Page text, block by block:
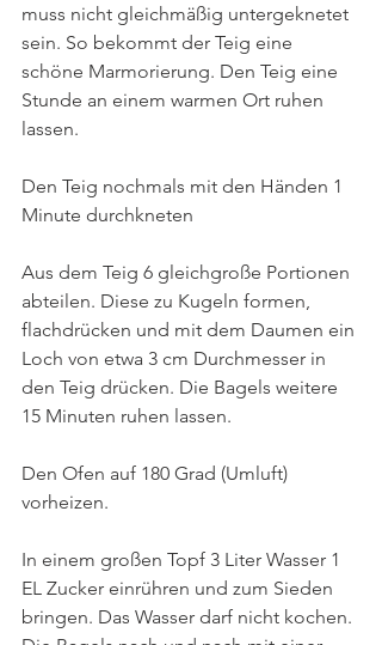
muss nicht gleichmäßig untergeknetet
sein. So bekommt der Teig eine
schöne Marmorierung. Den Teig eine
Stunde an einem warmen Ort ruhen
lassen.
Den Teig nochmals mit den Händen 1
Minute durchkneten
Aus dem Teig 6 gleichgroße Portionen
abteilen. Diese zu Kugeln formen,
flachdrücken und mit dem Daumen ein
Loch von etwa 3 cm Durchmesser in
den Teig drücken. Die Bagels weitere
15 Minuten ruhen lassen.
Den Ofen auf 180 Grad (Umluft)
vorheizen.
In einem großen Topf 3 Liter Wasser 1
EL Zucker einrühren und zum Sieden
bringen. Das Wasser darf nicht kochen.